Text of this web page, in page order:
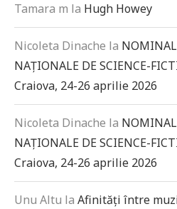
Tamara m la Hugh Howey
Nicoleta Dinache la
NAȚIONALE DE SCIENCE-
Craiova, 24-26 aprilie 2026
Nicoleta Dinache la
NAȚIONALE DE SCIENCE-
Craiova, 24-26 aprilie 2026
Unu Altu la Afinități între